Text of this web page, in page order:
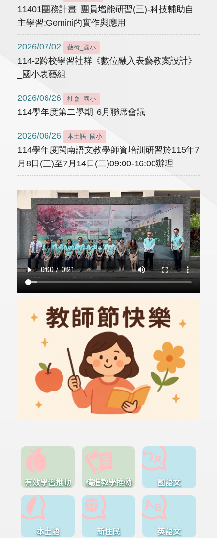
11401團務計畫 團員增能研習(三)-科技輔助自
主學習:Gemini的實作與應用
2026/07/02 藝術_國小
114-2跨校學習社群《數位融入表藝教案設計》
_國小表藝組
2026/06/26 社會_國小
114學年度第二學期 6月聯席會議
2026/06/26 本土語_國小
114學年度閩南語文教學師資培訓研習於115年7
月8日(三)至7月14日(二)09:00-16:00辦理
有效學習推動 精進教學推動 國語文
本土語 新住民 英語文